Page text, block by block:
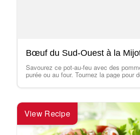
Bœuf du Sud-Ouest à la
Savourez ce pot-au-feu avec des
purée ou au four. Tournez la page pour
View Recipe